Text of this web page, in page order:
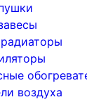
воздуха